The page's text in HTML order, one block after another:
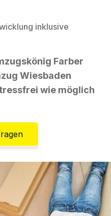
inklusive
Farber
Wiesbaden
wie möglich